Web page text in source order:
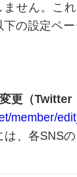
せん。こ
の設定ペ
更（Twitter
member/
、各SNS